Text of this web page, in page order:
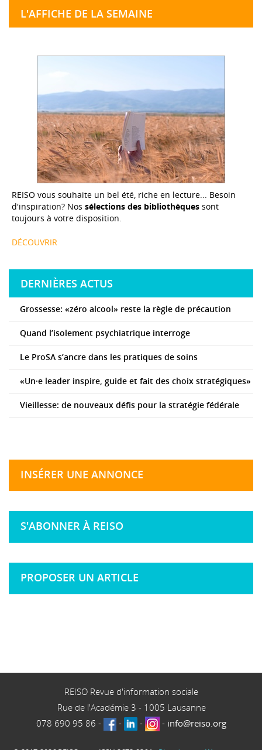
L'AFFICHE DE LA SEMAINE
REISO vous souhaite un bel été, riche en lecture... Besoin
d'inspiration? Nos sélections des bibliothèques sont
toujours à votre disposition.
DÉCOUVRIR
DERNIÈRES ACTUS
Grossesse: «zéro alcool» reste la règle de précaution
Quand l’isolement psychiatrique interroge
Le ProSA s’ancre dans les pratiques de soins
«Un·e leader inspire, guide et fait des choix stratégiques»
Vieillesse: de nouveaux défis pour la stratégie fédérale
INSÉRER UNE ANNONCE
S'ABONNER À REISO
PROPOSER UN ARTICLE
REISO Revue d'information sociale
Rue de l'Académie 3 - 1005 Lausanne
078 690 95 86 - - - - info@reiso.org